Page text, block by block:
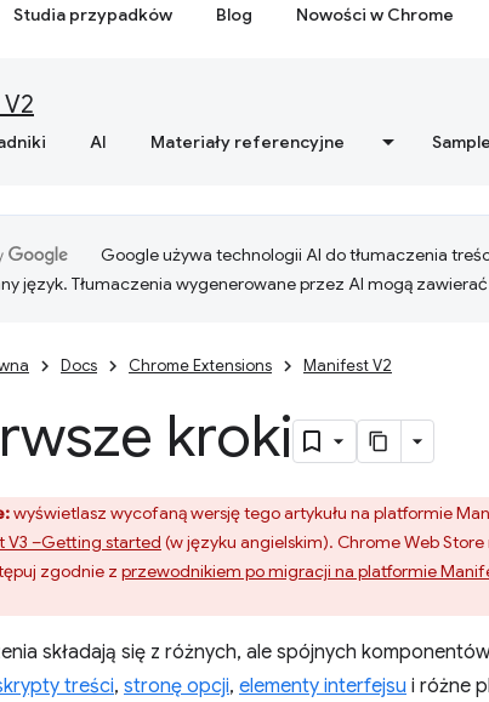
Studia przypadków Blog Nowości w Chrome
AI Materiały referencyjne Sample
Google używa technologii AI do tłumaczenia
język. Tłumaczenia wygenerowane przez AI mogą zawierać
Docs Chrome Extensions Manifest V2
kroki
wyświetlasz wycofaną wersję tego artykułu na platformie
V3 –Getting started (w języku angielskim). Chrome Web
zgodnie z przewodnikiem po migracji na platformie
składają się z różnych, ale spójnych
treści, stronę opcji, elementy interfejsu i różne